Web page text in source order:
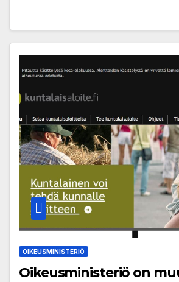
OIKEUSMINISTERIÖ
Oikeusministeriö on